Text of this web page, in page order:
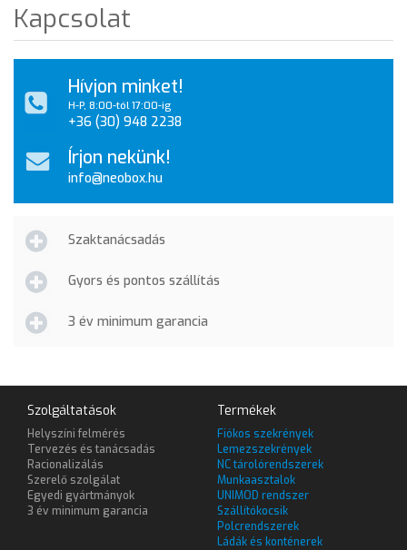
Kapcsolat
Hívjon minket!
H-P, 8:00-tól 17:00-ig
+36 (30) 948 2238
Írjon nekünk!
info@neobox.hu
Szaktanácsadás
Gyors és pontos szállítás
3 év minimum garancia
Szolgáltatások
Helyszíni felmérés
Tervezés és tanácsadás
Racionalizálás
Szerelő szolgálat
Egyedi gyártmányok
3 év minimum garancia
Termékek
Fiókos szekrények
Lemezszekrények
NC tárolórendszerek
Munkaasztalok
UNIMOD rendszer
Szállítókocsik
Polcrendszerek
Ládák és konténerek